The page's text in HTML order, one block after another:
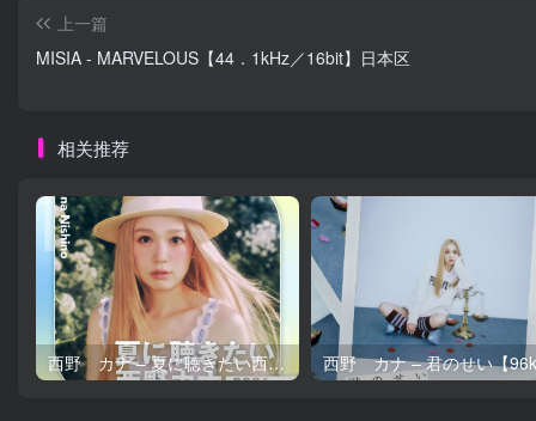
上一篇
MISIA - MARVELOUS【44．1kHz／16bit】日本区
相关推荐
西野 カナ – 夏に聴きたい西野カナ2026【44.1kHz／16bit】日本区